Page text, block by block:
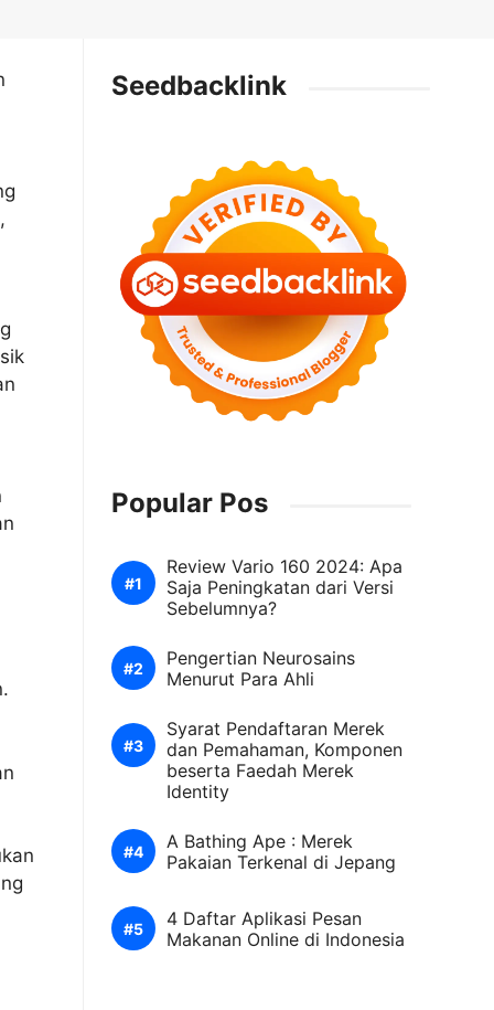
Seedbacklink
Popular Pos
Review Vario 160 2024: Apa
Saja Peningkatan dari Versi
Sebelumnya?
Pengertian Neurosains
Menurut Para Ahli
Syarat Pendaftaran Merek
dan Pemahaman, Komponen
beserta Faedah Merek
Identity
A Bathing Ape : Merek
Pakaian Terkenal di Jepang
4 Daftar Aplikasi Pesan
Makanan Online di Indonesia